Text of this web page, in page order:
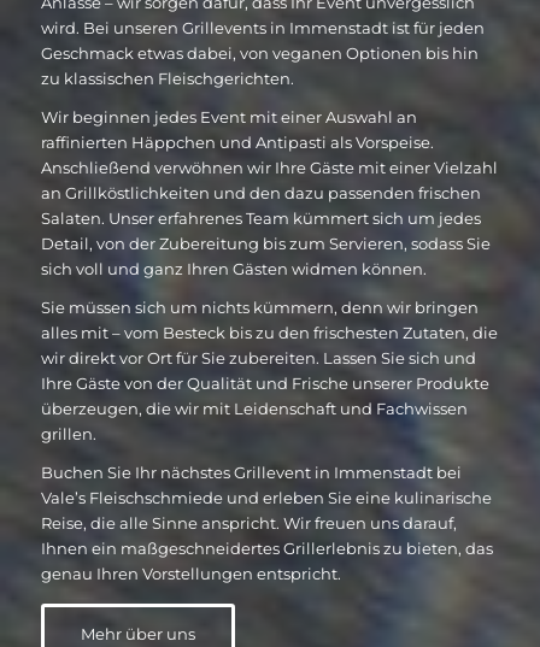
wird. Bei unseren Grillevents in Immenstadt ist für jeden
Geschmack etwas dabei, von veganen Optionen bis hin
zu klassischen Fleischgerichten.
Wir beginnen jedes Event mit einer Auswahl an
raffinierten Häppchen und Antipasti als Vorspeise.
Anschließend verwöhnen wir Ihre Gäste mit einer Vielzahl
an Grillköstlichkeiten und den dazu passenden frischen
Salaten. Unser erfahrenes Team kümmert sich um jedes
Detail, von der Zubereitung bis zum Servieren, sodass Sie
sich voll und ganz Ihren Gästen widmen können.
Sie müssen sich um nichts kümmern, denn wir bringen
alles mit – vom Besteck bis zu den frischesten Zutaten, die
wir direkt vor Ort für Sie zubereiten. Lassen Sie sich und
Ihre Gäste von der Qualität und Frische unserer Produkte
überzeugen, die wir mit Leidenschaft und Fachwissen
grillen.
Buchen Sie Ihr nächstes Grillevent in Immenstadt bei
Vale’s Fleischschmiede und erleben Sie eine kulinarische
Reise, die alle Sinne anspricht. Wir freuen uns darauf,
Ihnen ein maßgeschneidertes Grillerlebnis zu bieten, das
genau Ihren Vorstellungen entspricht.
Mehr über uns